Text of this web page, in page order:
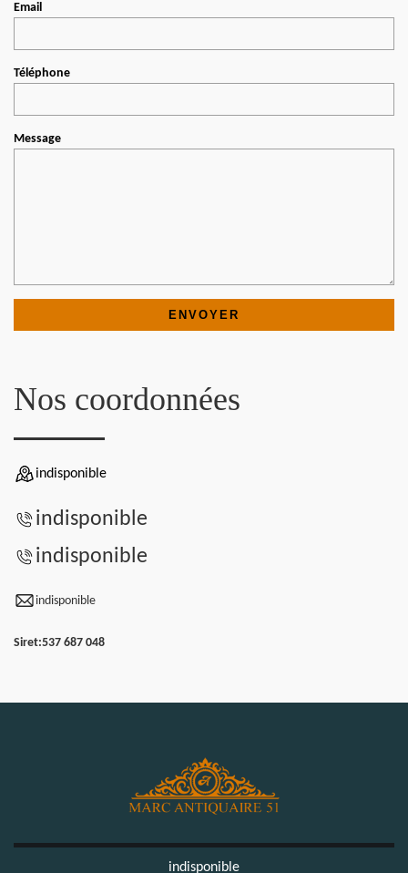
Email
Téléphone
Message
Nos coordonnées
indisponible
indisponible
indisponible
indisponible
Siret:537 687 048
indisponible